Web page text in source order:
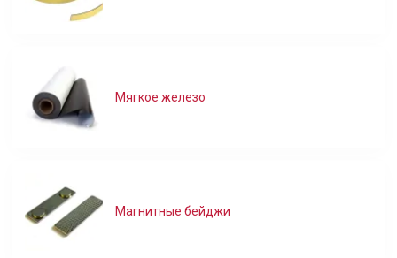
Мягкое железо
Магнитные бейджи